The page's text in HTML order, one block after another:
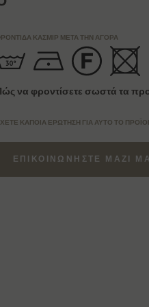
ΚΑΣΜΊΡ ΜΕΤΆ ΤΗΝ ΑΓΟΡΆ
να φροντίσετε σωστά τα
ΚΆΠΟΙΑ ΕΡΏΤΗΣΗ ΓΙΑ ΑΥΤΌ ΤΟ
ΕΠΙΚΟΙΝΩΝΉΣΤΕ ΜΑΖΊ